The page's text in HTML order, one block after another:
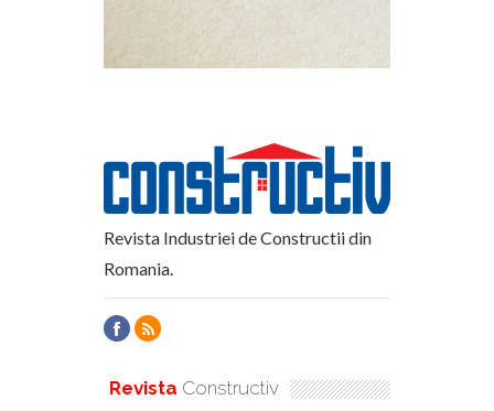
Revista Industriei de Constructii din
Romania.
Revista Constructiv